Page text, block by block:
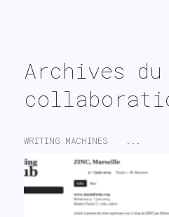
Archives
WRITING MACHINES ...